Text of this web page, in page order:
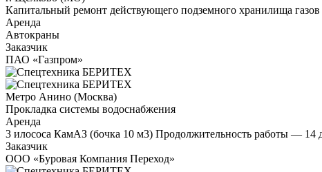
Капитальный ремонт действующего подземного хранилища
Аренда
Автокраны
Заказчик
ПАО «Газпром»
Метро Анино (Москва)
Прокладка системы водоснабжения
Аренда
3 илососа КамАЗ (бочка 10 м3) Продолжительность работы — 14
Заказчик
ООО «Буровая Компания Переход»